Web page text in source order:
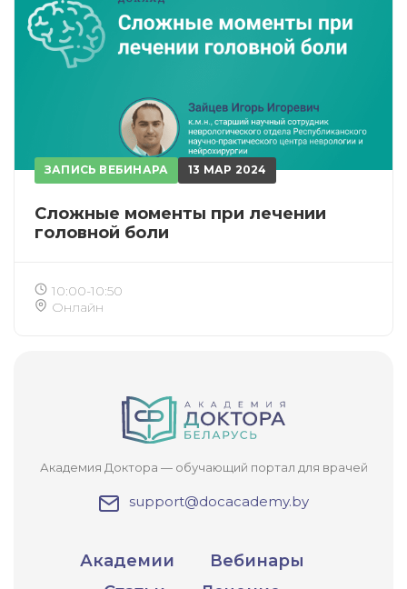
ЗАПИСЬ ВЕБИНАРА 13 МАР 2024
Сложные моменты при лечении
головной боли
10:00-10:50
Онлайн
Академия Доктора — обучающий портал для врачей
support@docacademy.by
Академии
Вебинары